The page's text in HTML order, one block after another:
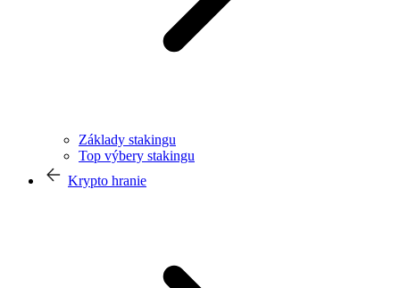
Základy stakingu
Top výbery stakingu
Krypto hranie